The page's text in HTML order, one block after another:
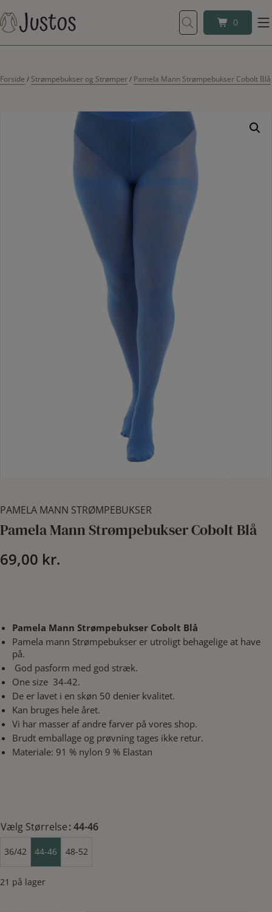
til
indholdet
0
0
Forside / Strømpebukser og Strømper / Pamela Mann Strømpebukser Cobolt Blå
PAMELA MANN STRØMPEBUKSER
Pamela Mann Strømpebukser Cobolt Blå
69,00 kr.
Pamela Mann Strømpebukser Cobolt Blå
Pamela mann Strømpebukser er utroligt behagelige at have
på.
God pasform med god stræk.
One size 34-42.
De er lavet i en skøn 50 denier kvalitet.
Kan bruges hele året.
Vi har masser af andre farver på vores shop.
Brudt emballage og prøvning tages ikke retur.
Materiale: 91 % nylon 9 % Elastan
Vælg Størrelse: 44-46
36/42 44-46 48-52
21 på lager